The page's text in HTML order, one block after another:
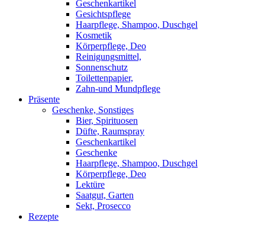
Geschenkartikel
Gesichtspflege
Haarpflege, Shampoo, Duschgel
Kosmetik
Körperpflege, Deo
Reinigungsmittel,
Sonnenschutz
Toilettenpapier,
Zahn-und Mundpflege
Präsente
Geschenke, Sonstiges
Bier, Spirituosen
Düfte, Raumspray
Geschenkartikel
Geschenke
Haarpflege, Shampoo, Duschgel
Körperpflege, Deo
Lektüre
Saatgut, Garten
Sekt, Prosecco
Rezepte